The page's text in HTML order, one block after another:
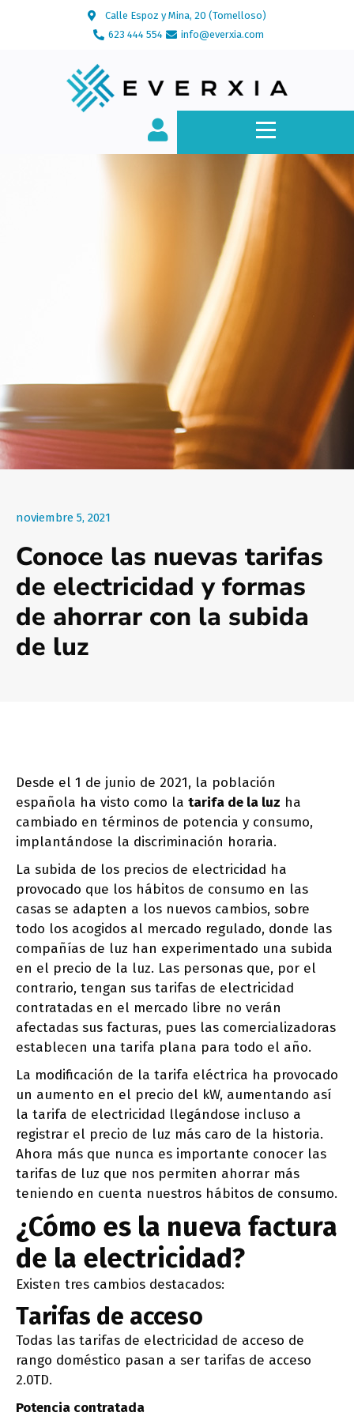
Calle Espoz y Mina, 20 (Tomelloso)
623 444 554
info@everxia.com
noviembre 5, 2021
Conoce las nuevas tarifas
de electricidad y formas
de ahorrar con la subida
de luz
Desde el 1 de junio de 2021, la población
española ha visto como la tarifa de la luz ha
cambiado en términos de potencia y consumo,
implantándose la discriminación horaria.
La subida de los precios de electricidad ha
provocado que los hábitos de consumo en las
casas se adapten a los nuevos cambios, sobre
todo los acogidos al mercado regulado, donde las
compañías de luz han experimentado una subida
en el precio de la luz. Las personas que, por el
contrario, tengan sus tarifas de electricidad
contratadas en el mercado libre no verán
afectadas sus facturas, pues las comercializadoras
establecen una tarifa plana para todo el año.
La modificación de la tarifa eléctrica ha provocado
un aumento en el precio del kW, aumentando así
la tarifa de electricidad llegándose incluso a
registrar el precio de luz más caro de la historia.
Ahora más que nunca es importante conocer las
tarifas de luz que nos permiten ahorrar más
teniendo en cuenta nuestros hábitos de consumo.
¿Cómo es la nueva factura
de la electricidad?
Existen tres cambios destacados:
Tarifas de acceso
Todas las tarifas de electricidad de acceso de
rango doméstico pasan a ser tarifas de acceso
2.0TD.
Potencia contratada